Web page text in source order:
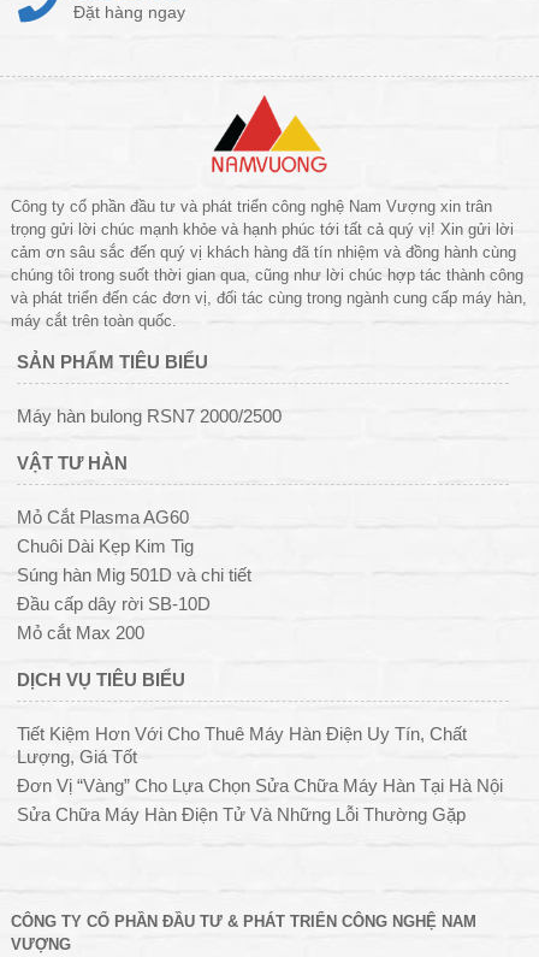
Đặt hàng ngay
Công ty cổ phần đầu tư và phát triển công nghệ Nam Vượng xin trân
trọng gửi lời chúc mạnh khỏe và hạnh phúc tới tất cả quý vị! Xin gửi lời
cảm ơn sâu sắc đến quý vị khách hàng đã tín nhiệm và đồng hành cùng
chúng tôi trong suốt thời gian qua, cũng như lời chúc hợp tác thành công
và phát triển đến các đơn vị, đối tác cùng trong ngành cung cấp máy hàn,
máy cắt trên toàn quốc.
SẢN PHẨM TIÊU BIỂU
Máy hàn bulong RSN7 2000/2500
VẬT TƯ HÀN
Mỏ Cắt Plasma AG60
Chuôi Dài Kẹp Kim Tig
Súng hàn Mig 501D và chi tiết
Đầu cấp dây rời SB-10D
Mỏ cắt Max 200
DỊCH VỤ TIÊU BIỂU
Tiết Kiệm Hơn Với Cho Thuê Máy Hàn Điện Uy Tín, Chất
Lượng, Giá Tốt
Đơn Vị “Vàng” Cho Lựa Chọn Sửa Chữa Máy Hàn Tại Hà Nội
Sửa Chữa Máy Hàn Điện Tử Và Những Lỗi Thường Gặp
CÔNG TY CỔ PHẦN ĐẦU TƯ & PHÁT TRIỂN CÔNG NGHỆ NAM
VƯỢNG